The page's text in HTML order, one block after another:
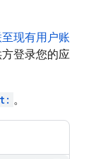
现有用户账
登录您的应
。